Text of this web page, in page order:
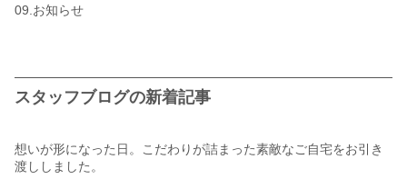
09.お知らせ
スタッフブログの新着記事
想いが形になった日。こだわりが詰まった素敵なご自宅をお引き
渡ししました。